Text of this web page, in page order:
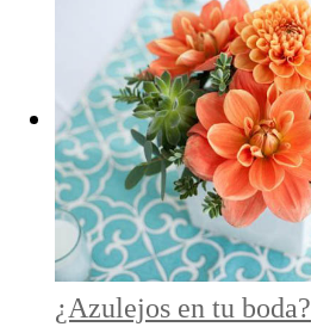
¿Azulejos en tu boda?